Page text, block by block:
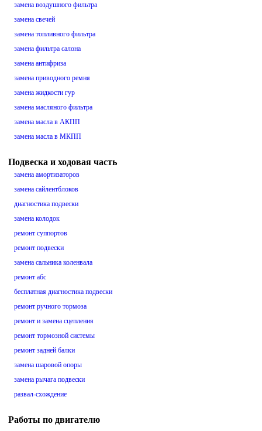
замена воздушного фильтра
замена свечей
замена топливного фильтра
замена фильтра салона
замена антифриза
замена приводного ремня
замена жидкости гур
замена масляного фильтра
замена масла в АКПП
замена масла в МКПП
Подвеска и ходовая часть
замена амортизаторов
замена сайлентблоков
диагностика подвески
замена колодок
ремонт суппортов
ремонт подвески
замена сальника коленвала
ремонт абс
бесплатная диагностика подвески
ремонт ручного тормоза
ремонт и замена сцепления
ремонт тормозной системы
ремонт задней балки
замена шаровой опоры
замена рычага подвески
развал-схождение
Работы по двигателю